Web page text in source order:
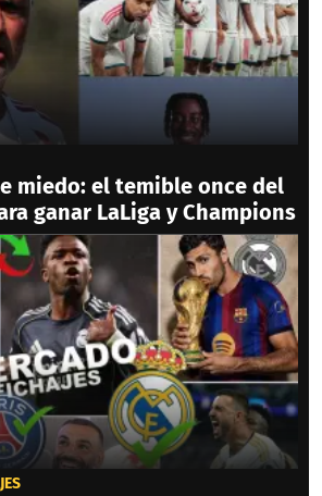
miedo: el temible once del
ganar LaLiga y Champions